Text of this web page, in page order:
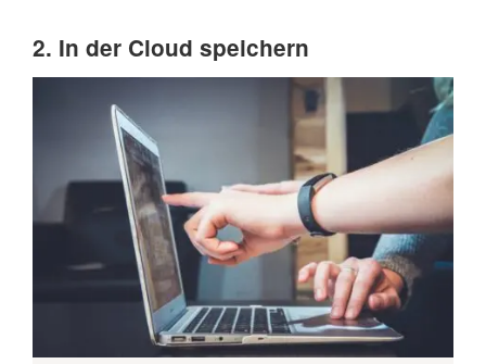
2. In der Cloud speichern